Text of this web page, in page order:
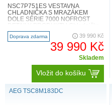
NSC7P751ES VESTAVNÁ
CHLADNIČKA S MRAZÁKEM
DOLE SÉRIE 7000 NOFROST
s mrazničkou 7000 GreenZone+ je
vybavena speciáln..
Doprava zdarma 39 990 Kč
39 990 Kč
Skladem
Vložit do košíku
AEG TSC8M183DC